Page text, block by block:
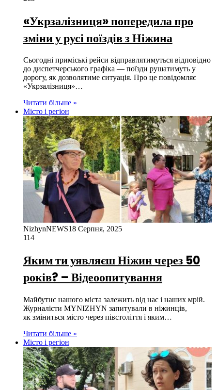
«Укрзалізниця» попередила про
зміни у русі поїздів з Ніжина
Сьогодні приміські рейси відправлятимуться відповідно
до диспетчерського графіка — поїзди рушатимуть у
дорогу, як дозволятиме ситуація. Про це повідомляє
«Укрзалізниця»…
Читати більше »
Місто і регіон
NizhynNEWS18 Серпня, 2025
114
Яким ти уявляєш Ніжин через 50
років? – Відеоопитування
Майбутнє нашого міста залежить від нас і наших мрій.
Журналісти MYNIZHYN запитували в ніжинців,
як зміниться місто через півстоліття і яким…
Читати більше »
Місто і регіон